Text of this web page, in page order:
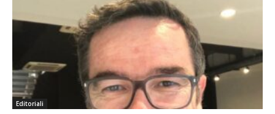
Daily
News
Editoriali